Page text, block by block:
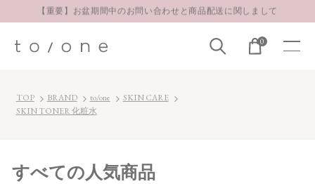
【重要】お盆期間中のお問い合わせと商品配送に関しまして
LINE お友達登録 500円OFFクーポンプレゼント
0
TOP BRAND to/one
SKIN CARE
SKIN TONER 化粧水
すべての人気商品